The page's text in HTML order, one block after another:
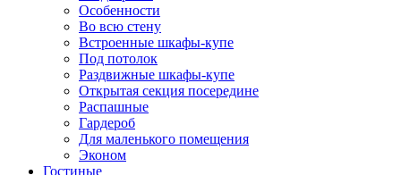
Особенности
Во всю стену
Встроенные шкафы-купе
Под потолок
Раздвижные шкафы-купе
Открытая секция посередине
Распашные
Гардероб
Для маленького помещения
Эконом
Гостиные